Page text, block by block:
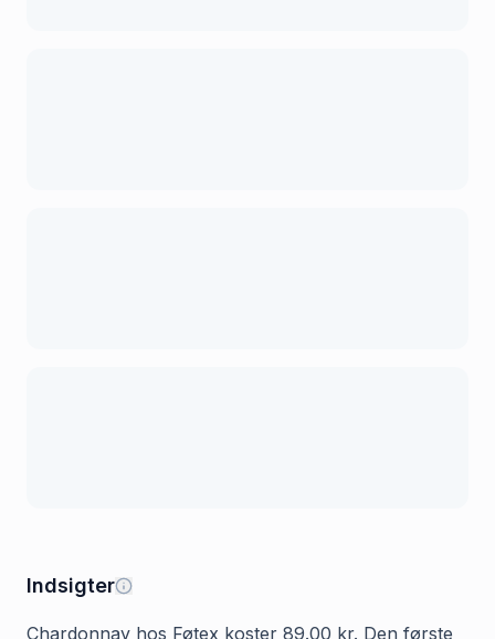
Indsigter
Chardonnay hos Føtex koster 89.00 kr. Den første